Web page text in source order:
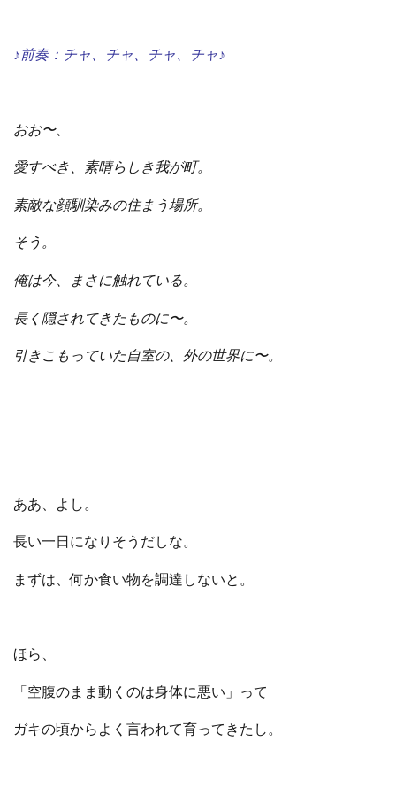
♪前奏：チャ、チャ、チャ、チャ♪
おお〜、
愛すべき、素晴らしき我が町。
素敵な顔馴染みの住まう場所。
そう。
俺は今、まさに触れている。
長く隠されてきたものに〜。
引きこもっていた自室の、外の世界に〜。
ああ、よし。
長い一日になりそうだしな。
まずは、何か食い物を調達しないと。
ほら、
「空腹のまま動くのは身体に悪い」って
ガキの頃からよく言われて育ってきたし。